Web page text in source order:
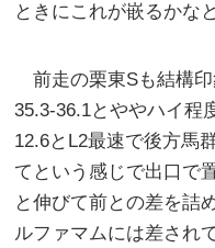
ときにこれが嵌るかなと
前走の栗東Sも結構
35.3-36.1とややハイ程
12.6とL2最速で後方馬
てという感じで出口で
と伸びて前との差を詰
ルファマムには差され